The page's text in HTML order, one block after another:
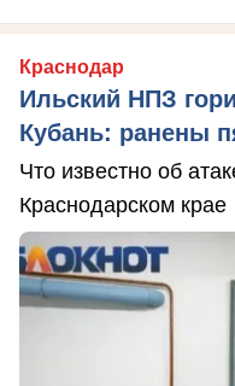
Краснодар
Ильский НПЗ
Кубань: ранены
Что известно об
Краснодарском крае